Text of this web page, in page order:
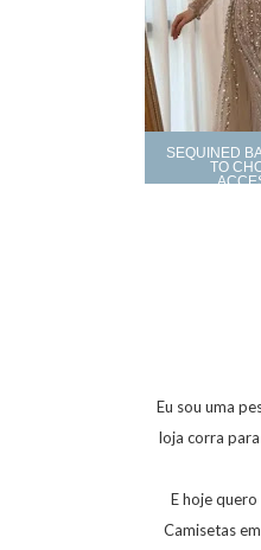
SEQUINED
TO
Eu sou uma
loja corra
E hoje
Camisetas